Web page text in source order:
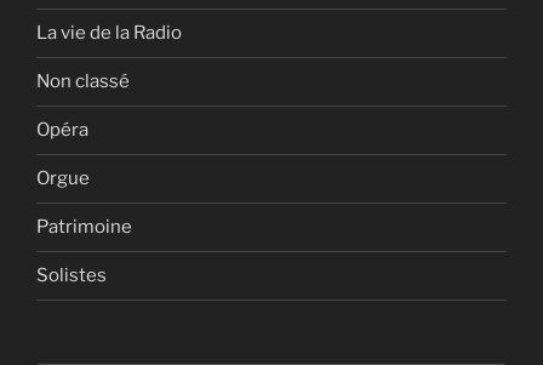
La vie de la Radio
Non classé
Opéra
Orgue
Patrimoine
Solistes